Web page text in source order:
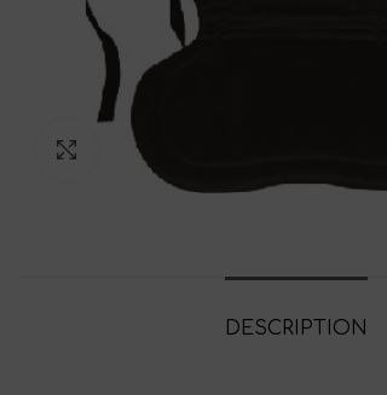
Click to enlarge
DESCRIPTION